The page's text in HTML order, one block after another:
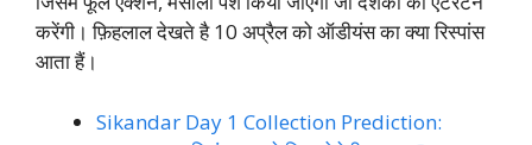
करेंगी। फ़िहलाल देखते है 10 अप्रैल को ऑडीयंस का क्या रिस्पांस
आता हैं।
Sikandar Day 1 Collection Prediction: